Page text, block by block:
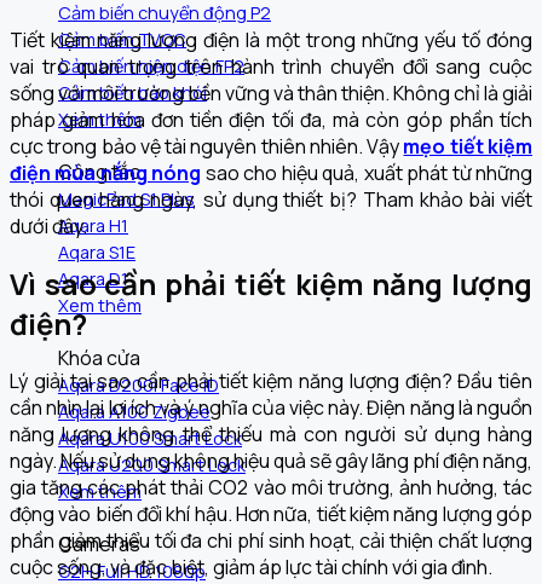
Cảm biến chuyển động P2
Cảm biến TVOC
Cảm biến hiện diện FP2
Cảm biến báo khói
Xem thêm
Công tắc
MagicPad S1 Plus
Aqara H1
Aqara S1E
Aqara D1
Xem thêm
Khóa cửa
Aqara D200i Face ID
Aqara A100 Zigbee
Aqara U100 Smart Lock
Aqara U200 Smart Lock
Xem thêm
Cameras
G2H Full HD 1080p
Tiết kiệm năng lượng điện là một trong những yếu tố đóng
vai trò quan trọng trên hành trình chuyển đổi sang cuộc
sống với môi trường bền vững và thân thiện. Không chỉ là giải
pháp giảm hóa đơn tiền điện tối đa, mà còn góp phần tích
cực trong bảo vệ tài nguyên thiên nhiên. Vậymẹo tiết kiệm
điện mùa nắng nóng sao cho hiệu quả, xuất phát từ những
thói quen hàng ngày, sử dụng thiết bị? Tham khảo bài viết
dưới đây.
Vì sao cần phải tiết kiệm năng lượng
điện?
Lý giải tại sao cần phải tiết kiệm năng lượng điện? Đầu tiên
cần nhìn lại lợi ích và ý nghĩa của việc này. Điện năng là nguồn
năng lượng không thể thiếu mà con người sử dụng hàng
ngày. Nếu sử dụng không hiệu quả sẽ gây lãng phí điện năng,
gia tăng các phát thải CO2 vào môi trường, ảnh hưởng, tác
động vào biến đổi khí hậu. Hơn nữa, tiết kiệm năng lượng góp
phần giảm thiểu tối đa chi phí sinh hoạt, cải thiện chất lượng
cuộc sống, và đặc biệt, giảm áp lực tài chính với gia đình.